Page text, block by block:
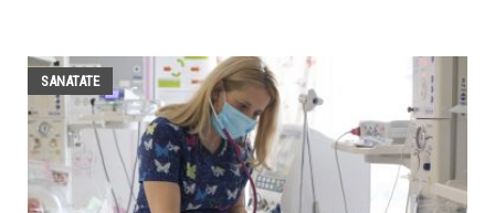
SANATATE